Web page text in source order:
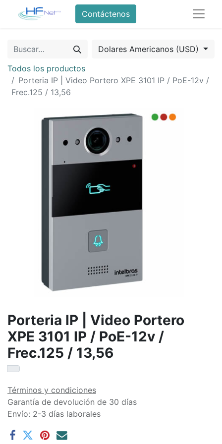
Contáctenos
Dolares Americanos (USD)
Todos los productos
Porteria IP | Video Portero XPE 3101 IP / PoE-12v /
Frec.125 / 13,56
Porteria IP | Video Portero
XPE 3101 IP / PoE-12v /
Frec.125 / 13,56
Términos y condiciones
Garantía de devolución de 30 días
Envío: 2-3 días laborales